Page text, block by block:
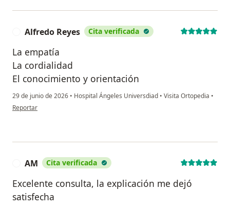
Alfredo Reyes Cita verificada
La empatía
La cordialidad
El conocimiento y orientación
29 de junio de 2026 • Hospital Ángeles Universdiad • Visita Ortopedia •
en opinión del usuario Alfredo Reyes
Reportar
AM Cita verificada
Excelente consulta, la explicación me dejó
satisfecha